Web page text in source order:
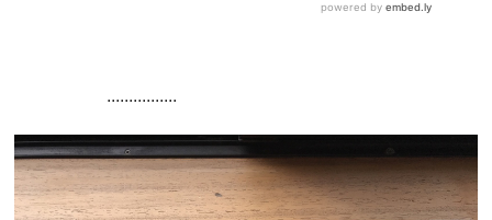
................